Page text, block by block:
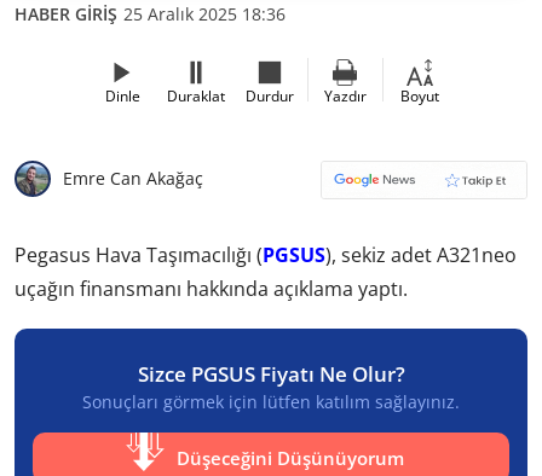
HABER GİRİŞ 25 Aralık 2025 18:36
Dinle Duraklat Durdur Yazdır Boyut
Emre Can Akağaç
Pegasus Hava Taşımacılığı (PGSUS), sekiz adet A321neo
uçağın finansmanı hakkında açıklama yaptı.
Sizce PGSUS Fiyatı Ne Olur?
Sonuçları görmek için lütfen katılım sağlayınız.
Düşeceğini Düşünüyorum